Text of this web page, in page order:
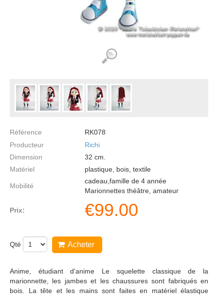
Référence
RK078
Producteur
Richi
Dimension
32 cm.
Matériel
plastique, bois, textile
Mobilité
cadeau,famille de 4 année
Marionnettes théâtre, amateur
Prix: €99.00
Qté Acheter
Anime, étudiant d'anime Le squelette classique de la
marionnette, les jambes et les chaussures sont fabriqués en
bois. La tête et les mains sont faites en matériel élastique